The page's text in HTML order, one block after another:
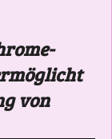
von